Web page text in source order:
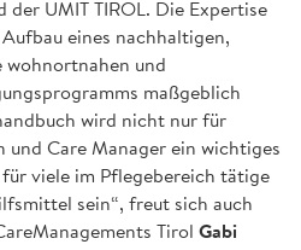
der UMIT TIROL. Die Expertise
eines nachhaltigen,
wohnortnahen und
maßgeblich
wird nicht nur für
und Care Manager ein wichtiges
viele im Pflegebereich tätige
sein“, freut sich auch
Tirol Gabi